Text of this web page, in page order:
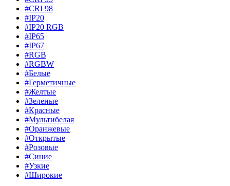
#CRI 98
#IP20
#IP20 RGB
#IP65
#IP67
#RGB
#RGBW
#Белые
#Герметичные
#Желтые
#Зеленые
#Красные
#Мультибелая
#Оранжевые
#Открытые
#Розовые
#Синие
#Узкие
#Широкие